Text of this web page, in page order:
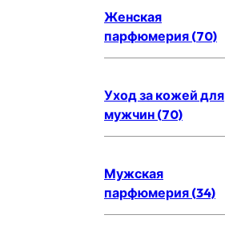
Женская
парфюмерия (70)
Уход за кожей для
мужчин (70)
Мужская
парфюмерия (34)